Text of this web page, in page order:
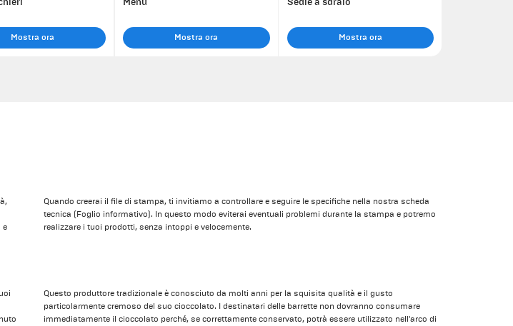
Mostra ora Mostra ora Mostra ora
e
Quando creerai il file di stampa, ti invitiamo a controllare e seguire le specifiche nella nostra scheda
tecnica (Foglio informativo). In questo modo eviterai eventuali problemi durante la stampa e potremo
realizzare i tuoi prodotti, senza intoppi e velocemente.
Questo produttore tradizionale è conosciuto da molti anni per la squisita qualità e il gusto
particolarmente cremoso del suo cioccolato. I destinatari delle barrette non dovranno consumare
immediatamente il cioccolato perché, se correttamente conservato, potrà essere utilizzato nell'arco di